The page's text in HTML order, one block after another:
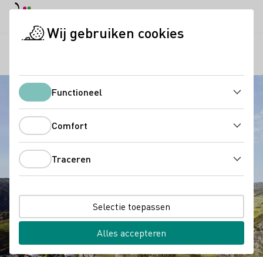
Wij gebruiken cookies
FunctioneelFunctioneel
Comfort
Traceren
Selectie toepassen
Alles accepteren